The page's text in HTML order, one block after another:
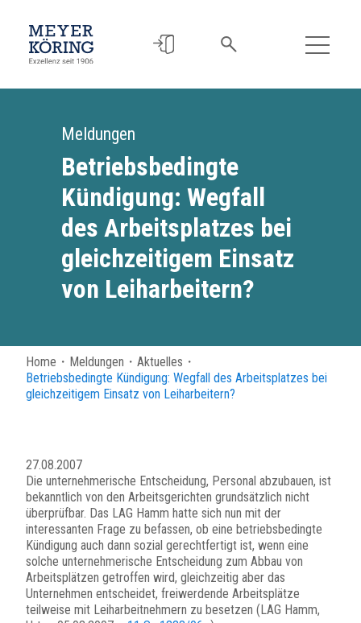
Meldungen
Betriebsbedingte
Kündigung: Wegfall
des Arbeitsplatzes bei
gleichzeitigem Einsatz
von Leiharbeitern?
Home ・ Meldungen ・ Aktuelles ・
Betriebsbedingte Kündigung: Wegfall des Arbeitsplatzes bei
gleichzeitigem Einsatz von Leiharbeitern?
27.08.2007
Die unternehmerische Entscheidung, Personal abzubauen, ist
bekanntlich von den Arbeitsgerichten grundsätzlich nicht
überprüfbar. Das LAG Hamm hatte sich nun mit der
interessanten Frage zu befassen, ob eine betriebsbedingte
Kündigung auch dann sozial gerechtfertigt ist, wenn eine
solche unternehmerische Entscheidung zum Abbau von
Arbeitsplätzen getroffen wird, gleichzeitig aber das
Unternehmen entscheidet, freiwerdende Arbeitsplätze
teilweise mit Leiharbeitnehmern zu besetzen (LAG Hamm,